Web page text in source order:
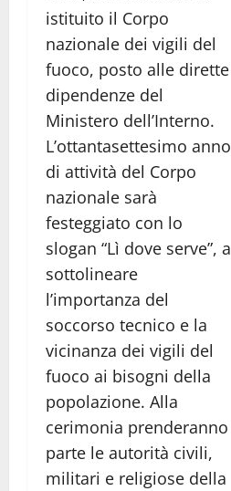
istituito il Corpo
nazionale dei vigili del
fuoco, posto alle dirette
dipendenze del
Ministero dell’Interno.
L’ottantasettesimo anno
di attività del Corpo
nazionale sarà
festeggiato con lo
slogan “Lì dove serve”, a
sottolineare
l’importanza del
soccorso tecnico e la
vicinanza dei vigili del
fuoco ai bisogni della
popolazione. Alla
cerimonia prenderanno
parte le autorità civili,
militari e religiose della